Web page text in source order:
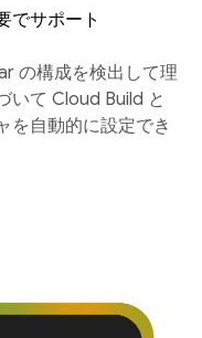
でサポート
の構成を検出して理
いて Cloud Build と
を自動的に設定でき